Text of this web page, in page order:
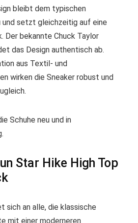
bleibt dem typischen
setzt gleichzeitig auf eine
Der bekannte Chuck Taylor
das Design authentisch ab.
aus Textil- und
wirken die Sneaker robust und
Schuhe neu und in
Star Hike High Top
sich an alle, die klassische
mit einer moderneren